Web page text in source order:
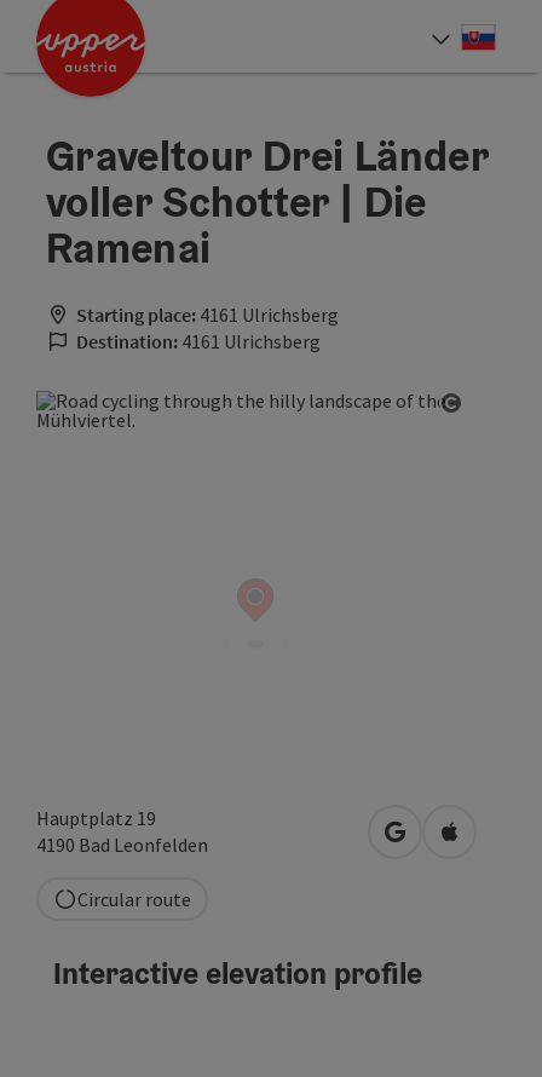
Accesskey
Accesskey
Graveltour Drei Länder
voller Schotter | Die
Ramenai
Starting place: 4161 Ulrichsberg
Destination: 4161 Ulrichsberg
Hauptplatz 19
4190 Bad Leonfelden open in Google
Open in
Circular route
Interactive elevation profile